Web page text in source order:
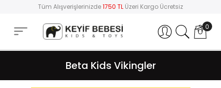
Tüm Alışverişlerinizde1750 TL Üzeri Kargo Ücretsiz
Hesabım 0
Beta Kids Vikingler